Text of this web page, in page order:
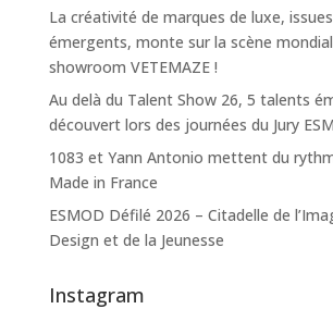
La créativité de marques de luxe,
émergents, monte sur la scène
showroom VETEMAZE !
Au delà du Talent Show 26, 5 talents
découvert lors des journées du Jury
1083 et Yann Antonio mettent du
Made in France
ESMOD Défilé 2026 – Citadelle de
Design et de la Jeunesse
Instagram